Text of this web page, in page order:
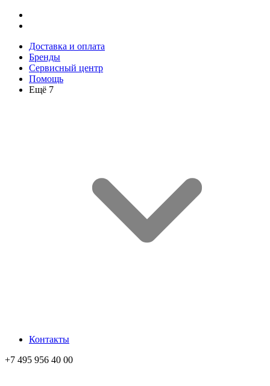
Доставка и оплата
Бренды
Сервисный центр
Помощь
Ещё 7
Контакты
+7 495 956 40 00